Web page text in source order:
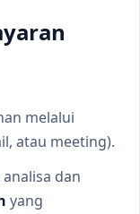
melalui
atau meeting).
dan
yang